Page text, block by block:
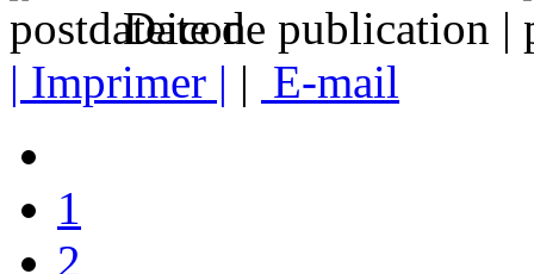
Date de publication |
| Imprimer | | E-mail
1
2